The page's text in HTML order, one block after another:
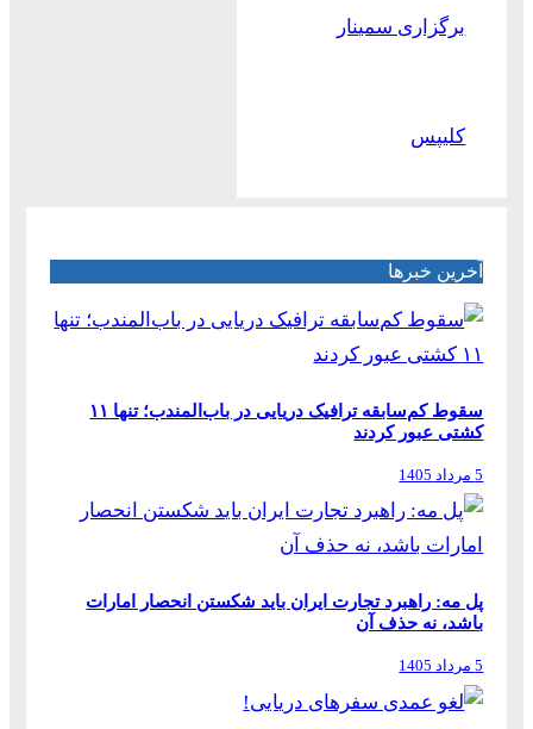
برگزاری سمینار
کلیپس
آخرین خبرها
سقوط کم‌سابقه ترافیک دریایی در باب‌المندب؛ تنها ۱۱
کشتی عبور کردند
5 مرداد 1405
پل مه: راهبرد تجارت ایران باید شکستن انحصار امارات
باشد، نه حذف آن
5 مرداد 1405